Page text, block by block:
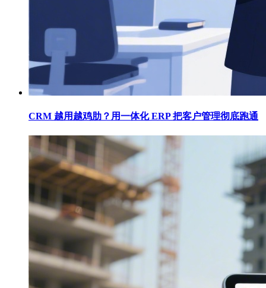
CRM 越用越鸡肋？用一体化 ERP 把客户管理彻底跑通